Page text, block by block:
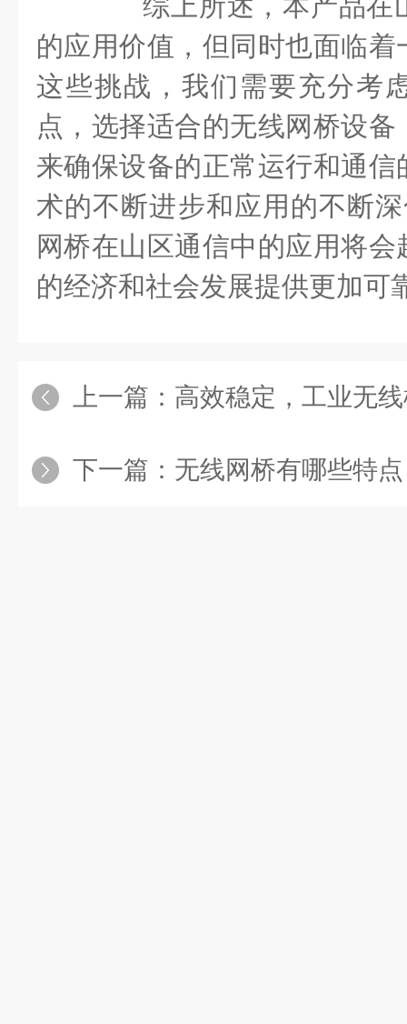
的应用价值，但同时也面临
这些挑战，我们需要充分考
点，选择适合的无线网桥设
来确保设备的正常运行和通
术的不断进步和应用的不断
网桥在山区通信中的应用将
的经济和社会发展提供更加可
上一篇： 高效稳定，工业无线模
下一篇： 无线网桥有哪些特